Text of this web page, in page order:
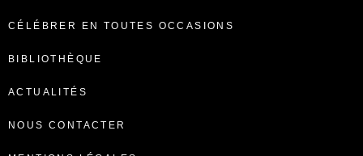
CÉLÉBRER EN TOUTES OCCASIONS
BIBLIOTHÈQUE
ACTUALITÉS
NOUS CONTACTER